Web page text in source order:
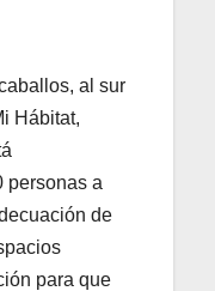
al sur
Hábitat,
personas a
de
para que